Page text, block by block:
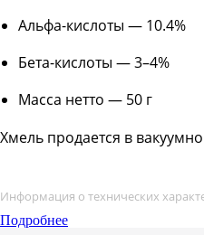
Альфа-кислоты — 10.4%
Бета-кислоты — 3–4%
Масса нетто — 50 г
Хмель продается в
Информация о технических
Подробнее